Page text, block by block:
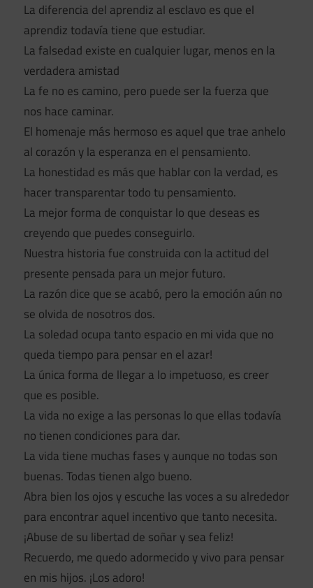
La diferencia del aprendiz al esclavo es que el
aprendiz todavía tiene que estudiar.
La falsedad existe en cualquier lugar, menos en la
verdadera amistad
La fe no es camino, pero puede ser la fuerza que
nos hace caminar.
El homenaje más hermoso es aquel que trae anhelo
al corazón y la esperanza en el pensamiento.
La honestidad es más que hablar con la verdad, es
hacer transparentar todo tu pensamiento.
La mejor forma de conquistar lo que deseas es
creyendo que puedes conseguirlo.
Nuestra historia fue construida con la actitud del
presente pensada para un mejor futuro.
La razón dice que se acabó, pero la emoción aún no
se olvida de nosotros dos.
La soledad ocupa tanto espacio en mi vida que no
queda tiempo para pensar en el azar!
La única forma de llegar a lo impetuoso, es creer
que es posible.
La vida no exige a las personas lo que ellas todavía
no tienen condiciones para dar.
La vida tiene muchas fases y aunque no todas son
buenas. Todas tienen algo bueno.
Abra bien los ojos y escuche las voces a su alrededor
para encontrar aquel incentivo que tanto necesita.
¡Abuse de su libertad de soñar y sea feliz!
Recuerdo, me quedo adormecido y vivo para pensar
en mis hijos. ¡Los adoro!